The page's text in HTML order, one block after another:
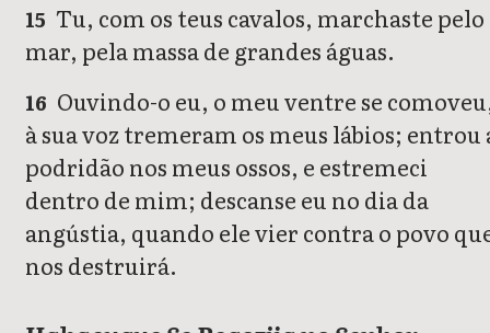
15 Tu, com os teus cavalos, marchaste pelo
mar, pela massa de grandes águas.
16 Ouvindo-o eu, o meu ventre se
à sua voz tremeram os meus lábios; entrou
podridão nos meus ossos, e estremeci
dentro de mim; descanse eu no dia da
angústia, quando ele vier contra o povo
nos destruirá.